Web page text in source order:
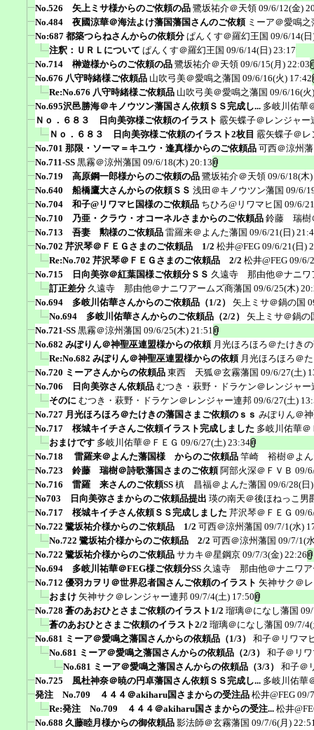
No.526 矢上ミサ様からのご依頼の品 鷺坂祐介＠天領 09/6/12(金)
No.484 夜國涼華＠海法よけ藩国藩国さんのご依頼 ミーア＠愛鳴之
No:687 都築つらねさんからの依頼分 ぱんくす＠羅幻王国 09/6/14(
注釈：ＵＲＬについて ぱんくす＠羅幻王国 09/6/14(日) 23:17
No.714 榊遊様からのご依頼の品 鷺坂祐介＠天領 09/6/15(月) 22:03
No.676 八守時緒様ご依頼品 山吹弓美＠愛鳴之藩国 09/6/16(火) 17:42
Re:No.676 八守時緒様ご依頼品 山吹弓美＠愛鳴之藩国 09/6/16(火
No.695沢邑勝海＠キノウツン藩国さん依頼ＳＳ完成し... 多岐川佑華
Ｎｏ．６８３ 日向美弥様ご依頼のイラスト 霰矢蝶子＠レンジャー
Ｎｏ．６８３ 日向美弥様ご依頼のイラスト2枚目 霰矢蝶子＠レ
No.701 那限・ソーマ＝キユウ・逢真様からのご依頼品 可西＠涼州
No.711-SS 黒霧＠涼州藩国 09/6/18(木) 20:13
No.719 高原鋼一郎様からのご依頼の品 鷺坂祐介＠天領 09/6/18(木
No.640 船橋鷹大さんからの依頼ＳＳ 浅田＠キノウツン藩国 09/6/
No.704 和子@リワマヒ国様のご依頼品 ちひろ@リワマヒ国 09/6/
No.710 乃亜・クラウ・オコーネルさまからのご依頼品 鈴藤 瑞樹
No.713 吾妻 勲様のご依頼品 雷羅来＠よんた藩国 09/6/21(日)
No.702 芹沢琴＠ＦＥＧさまのご依頼品 1/2 松井@FEG 09/6/21(日)
Re:No.702 芹沢琴＠ＦＥＧさまのご依頼品 2/2 松井@FEG 09/6/
No.715 日向美弥＠紅葉国様ご依頼分ＳＳ 久遠寺 那由他＠ナニワ
訂正差分 久遠寺 那由他＠ナニワアームズ商藩国 09/6/25(木)
No.694 多岐川佑華さんからのご依頼品（1/2）
矢上ミサ＠鍋の国
No.694 多岐川佑華さんからのご依頼品（2/2）
矢上ミサ＠鍋の
No.721-SS 黒霧＠涼州藩国 09/6/25(木) 21:51
No.682 みぽりん＠神聖巫連盟様からの依頼 月光ほろほろ＠たけき
Re:No.682 みぽりん＠神聖巫連盟様からの依頼 月光ほろほろ＠
No.720 ミーアさんからの依頼品 東西 天狐＠玄霧藩国 09/6/27(土)
No.706 日向美弥さん依頼品 むつき・萩野・ドラケン＠レンジャー
そのに むつき・萩野・ドラケン＠レンジャー連邦 09/6/27(土)
No.727 月光ほろほろ＠たけきの藩国さまご依頼のｓｓ みぽりん＠
No.717 桜城キイチさんご依頼イラスト完成しました 多岐川佑華＠
おまけです 多岐川佑華＠ＦＥＧ 09/6/27(土) 23:34
No.718 雷羅来＠よんた藩国様 からのご依頼品 竿崎 裕樹＠よん
No.723 鈴藤 瑞樹＠詩歌藩国さまのご依頼 阿部火深＠ＦＶＢ 09/
No.716 雷羅 来さんのご依頼SS 槙 昌福＠よんた藩国 09/6/28(日
No703 日向美弥さまからのご依頼品提出 瑛の南天＠後ほねっこ男
No.717 桜城キイチさん依頼ＳＳ完成しました 芹沢琴＠ＦＥＧ 09/
No.722 鷺坂祐介様からのご依頼品 1/2 可西＠涼州藩国 09/7/1(水)
No.722 鷺坂祐介様からのご依頼品 2/2 可西＠涼州藩国 09/7/1(
No.722 鷺坂祐介様からのご依頼品 サカキ＠星鋼京 09/7/3(金) 22:26
No.694 多岐川祐華＠FEG様ご依頼分SS 久遠寺 那由他＠ナニワア
No.712 優羽カヲリ＠世界忍者国さんご依頼のイラスト 矢神サク＠
おまけ 矢神サク＠レンジャー連邦 09/7/4(土) 17:50
No.728 蒼のあおひとさまご依頼のイラスト1/2 瑠璃＠になし藩国
蒼のあおひとさまご依頼のイラスト2/2 瑠璃＠になし藩国 09/7/
No.681 ミーア＠愛鳴之藩国さんからの依頼品（1/3）
和子＠リワマ
No.681 ミーア＠愛鳴之藩国さんからの依頼品（2/3）
和子＠リ
No.681 ミーア＠愛鳴之藩国さんからの依頼品（3/3）
和子＠
No.725 風杜神奈＠暁の円卓藩国さん依頼ＳＳ完成し... 多岐川佑華
発注 No.709 ４４４＠akiharu国さまからの受注品 松井@FEG 09/
Re:発注 No.709 ４４４＠akiharu国さまからの受注... 松井
No.688 久藤睦月様からの御依頼品 影法師＠玄霧藩国 09/7/6(月)